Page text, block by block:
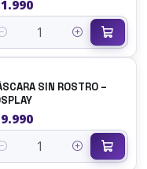
SIN ROSTRO –